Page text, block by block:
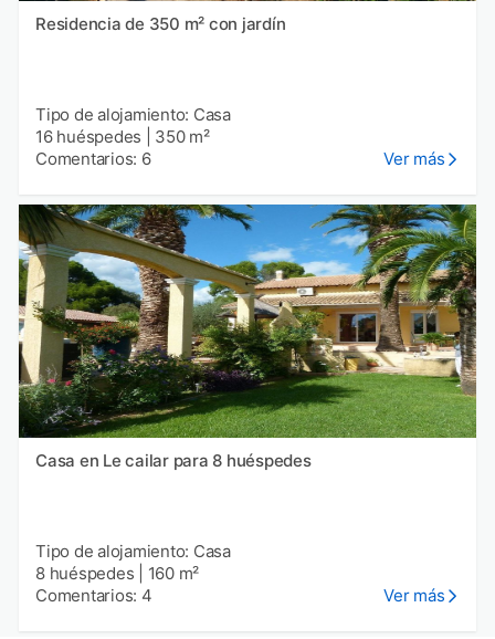
Residencia de 350 m² con jardín
Tipo de alojamiento: Casa
16 huéspedes
350 m²
Comentarios: 6
Ver más
Casa en Le cailar para 8 huéspedes
Tipo de alojamiento: Casa
8 huéspedes
160 m²
Comentarios: 4
Ver más